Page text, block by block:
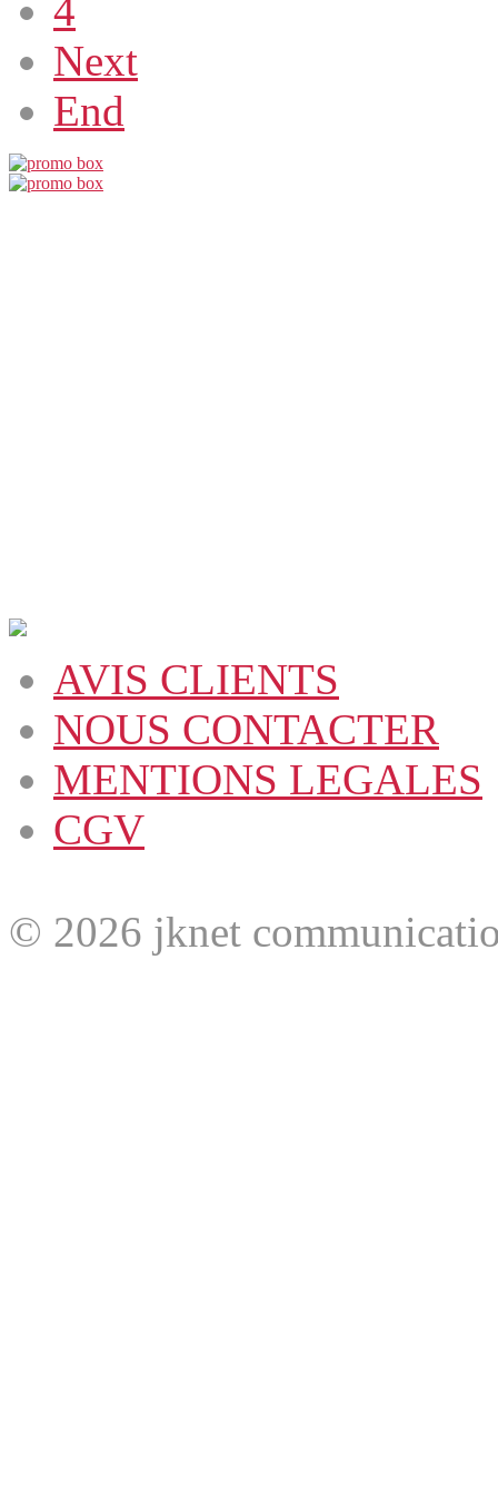
4
Next
End
AVIS CLIENTS
NOUS CONTACTER
MENTIONS LEGALES
CGV
© 2026 jknet